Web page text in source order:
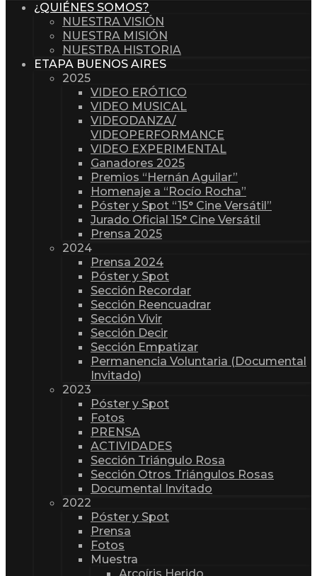
¿QUIÉNES SOMOS?
NUESTRA VISIÓN
NUESTRA MISIÓN
NUESTRA HISTORIA
ETAPA BUENOS AIRES
2025
VIDEO ERÓTICO
VIDEO MUSICAL
VIDEODANZA/
VIDEOPERFORMANCE
VIDEO EXPERIMENTAL
Ganadores 2025
Premios “Hernán Aguilar”
Homenaje a “Rocío Rocha”
Póster y Spot “15° Cine Versátil”
Jurado Oficial 15° Cine Versátil
Prensa 2025
2024
Prensa 2024
Póster y Spot
Sección Recordar
Sección Reencuadrar
Sección Vivir
Sección Decir
Sección Empatizar
Permanencia Voluntaria (Documental
Invitado)
2023
Póster y Spot
Fotos
PRENSA
ACTIVIDADES
Sección Triángulo Rosa
Sección Otros Triángulos Rosas
Documental Invitado
2022
Póster y Spot
Prensa
Fotos
Muestra